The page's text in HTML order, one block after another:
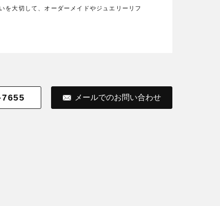
を大切して、オーダーメイドやジュエリーリフ
メールでのお問い合わせ